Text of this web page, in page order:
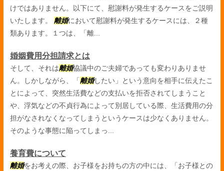
けではありません。以下にて、慰謝料が発生するケースをご説明
いたします。 離婚において慰謝料が発生するケースには、２種
類あります。１つは、「離...
婚姻費用分担請求とは
そして、それは離婚協議中のご夫婦であっても変わりありませ
ん。しかしながら、「 離婚したい」という意向を相手に伝えたこ
とによって、突然生活費などの支払いを拒否されてしまうこと
や、浮気などの不貞行為によって別居している際、生活費用の分
担がなされなくなってしまうというケースは少なくありません。
そのような事態に陥ってしまっ...
養育費について
離婚をお考えの際、お子様をお持ちの方の中には、「お子様との